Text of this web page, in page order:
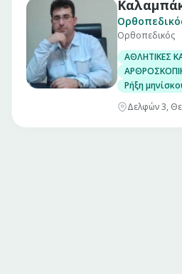
Ορθοπεδικός
ΑΘΛΗΤΙΚΕΣ
Ρήξη
Δελφών 3,